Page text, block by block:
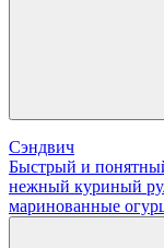
Сэндвич
Быстрый и
нежный куриный
маринованные